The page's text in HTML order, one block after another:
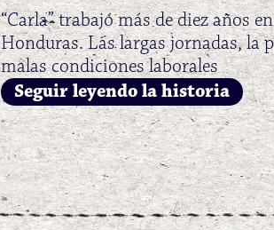
“Carla” trabajó más de diez años
Honduras. Las largas jornadas, la
malas condiciones laborales
Seguir leyendo la historia